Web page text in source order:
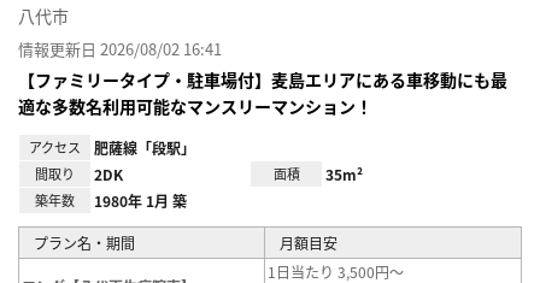
八代市
情報更新日 2026/08/02 16:41
【ファミリータイプ・駐車場付】麦島エリアにある車移動にも最
適な多数名利用可能なマンスリーマンション！
アクセス 肥薩線「段駅」
間取り 2DK 面積 35m²
築年数 1980年 1月 築
プラン名・期間 月額目安
1日当たり 3,500円～